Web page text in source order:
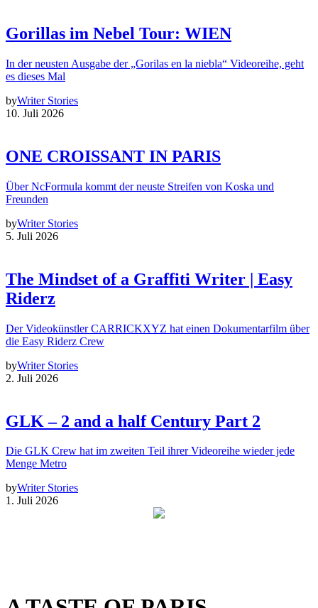
Gorillas im Nebel Tour: WIEN
In der neusten Ausgabe der „Gorilas en la niebla“ Videoreihe, geht
es dieses Mal
byWriter Stories
10. Juli 2026
ONE CROISSANT IN PARIS
Über NcFormula kommt der neuste Streifen von Koska und
Freunden
byWriter Stories
5. Juli 2026
The Mindset of a Graffiti Writer | Easy
Riderz
Der Videokünstler CARRICKXYZ hat einen Dokumentarfilm über
die Easy Riderz Crew
byWriter Stories
2. Juli 2026
GLK – 2 and a half Century Part 2
Die GLK Crew hat im zweiten Teil ihrer Videoreihe wieder jede
Menge Metro
byWriter Stories
1. Juli 2026